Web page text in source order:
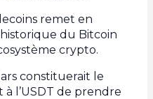
remet en
du Bitcoin
crypto.
constituerait le
l’USDT de prendre